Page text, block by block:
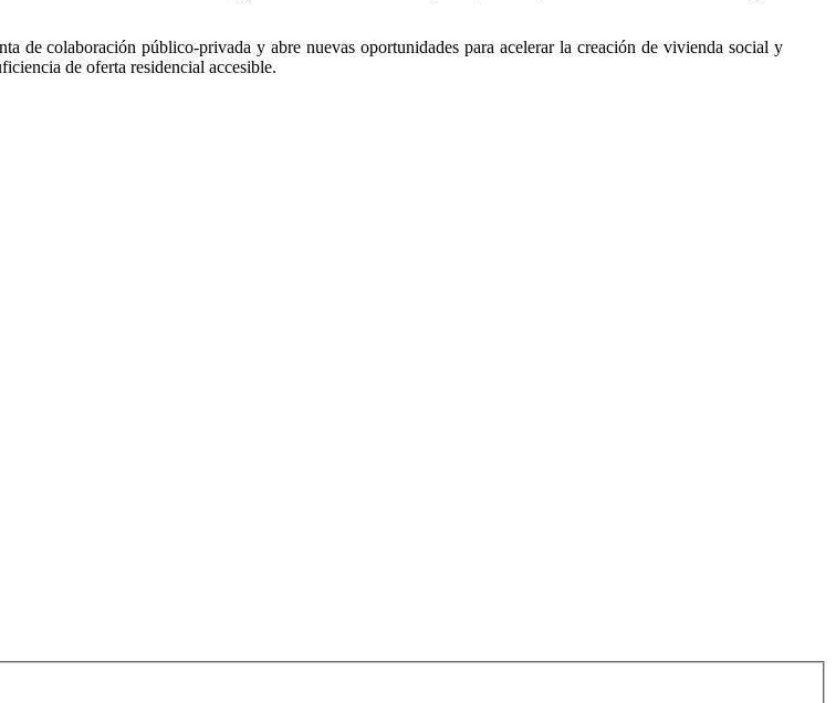
de colaboración público‑privada y abre nuevas oportunidades para acelerar la creación de vivienda social y
de oferta residencial accesible.